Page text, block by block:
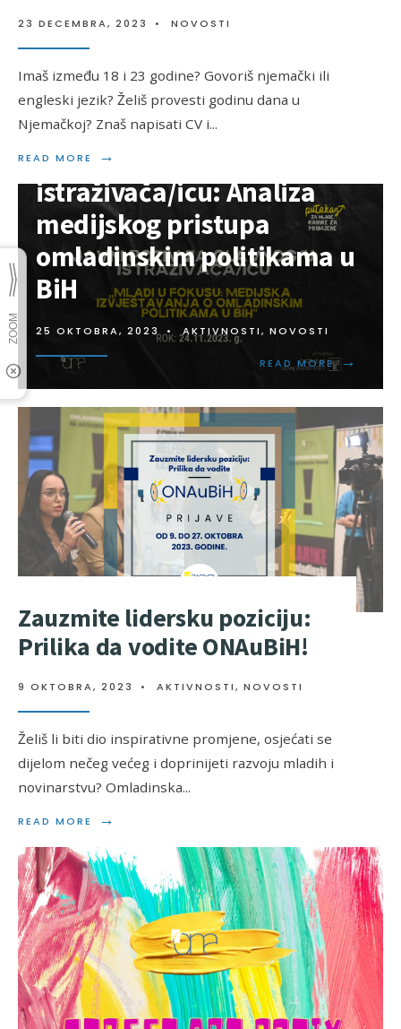
23 DECEMBRA, 2023 • NOVOSTI
Imaš između 18 i 23 godine? Govoriš njemački ili
engleski jezik? Želiš provesti godinu dana u
Njemačkoj? Znaš napisati CV i...
READ MORE →
Poziv za Glavnog/u
istraživača/icu: Analiza
medijskog pristupa
omladinskim politikama u
BiH
25 OKTOBRA, 2023 • AKTIVNOSTI, NOVOSTI
READ MORE →
Zauzmite lidersku poziciju:
Prilika da vodite ONAuBiH!
9 OKTOBRA, 2023 • AKTIVNOSTI, NOVOSTI
Želiš li biti dio inspirativne promjene, osjećati se
dijelom nečeg većeg i doprinijeti razvoju mladih i
novinarstvu? Omladinska...
READ MORE →